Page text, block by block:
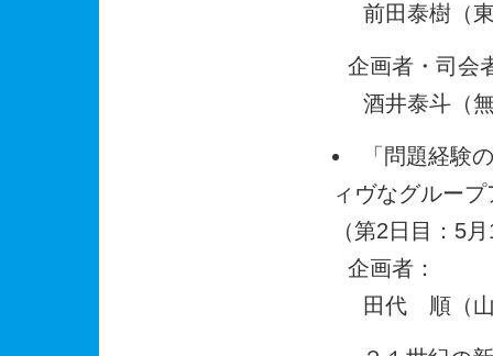
前田泰樹（
企画者・司会
酒井泰斗（
「問題経験
ィヴなグルー
（第2日目：5
企画者：
田代 順（